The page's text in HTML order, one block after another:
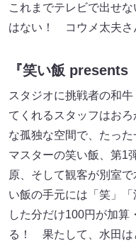
これまでテレビで出せ
はない！ コウメ太夫さ
『笑い飯
スタジオに挑戦者の和
てくれるスタッフはお
な孤独な空間で、たっ
マスターの笑い飯、第1
原、そして観客が別室
い飯の手元には「笑」
した分だけ100円が加算
る！ 果たして、水田は